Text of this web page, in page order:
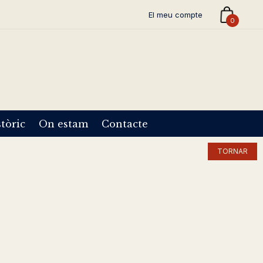
El meu compte
0
On estam Contacte
TORNAR